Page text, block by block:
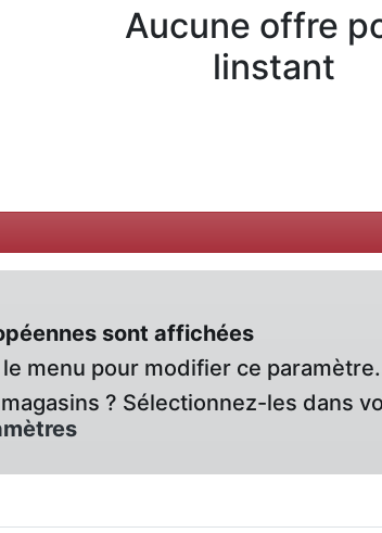
Aucune offre
linstant
sont affichées
menu pour modifier ce paramètre.
? Sélectionnez-les dans